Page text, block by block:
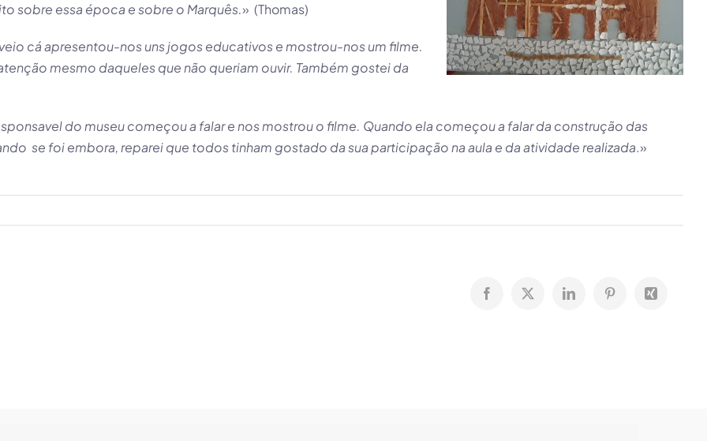
sobre essa época e sobre o Marquês.» (Thomas)
cá apresentou-nos uns jogos educativos e mostrou-nos um filme.
mesmo daqueles que não queriam ouvir. Também gostei da
do museu começou a falar e nos mostrou o filme. Quando ela começou a falar da construção das
se foi embora, reparei que todos tinham gostado da sua participação na aula e da atividade realizada.»
Facebook
X LinkedInPinterestXing